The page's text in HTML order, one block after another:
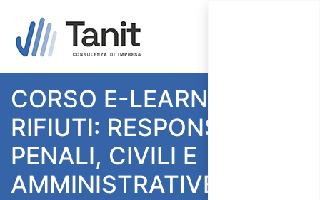
CORSO E-LEARNING
RIFIUTI: RESPONSABILITà
PENALI, CIVILI E
AMMINISTRATIVE